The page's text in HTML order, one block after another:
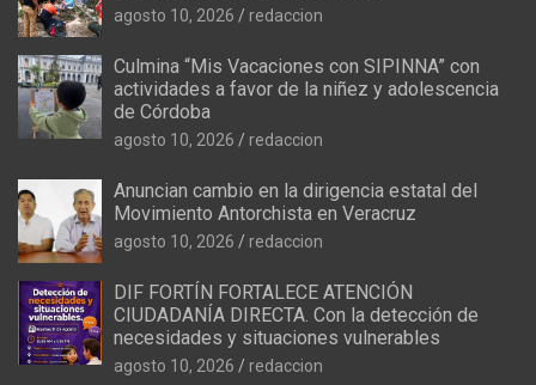
agosto 10, 2026 redaccion
Culmina “Mis Vacaciones con SIPINNA” con
actividades a favor de la niñez y adolescencia
de Córdoba
agosto 10, 2026 redaccion
Anuncian cambio en la dirigencia estatal del
Movimiento Antorchista en Veracruz
agosto 10, 2026 redaccion
DIF FORTÍN FORTALECE ATENCIÓN
CIUDADANÍA DIRECTA. Con la detección de
necesidades y situaciones vulnerables
agosto 10, 2026 redaccion